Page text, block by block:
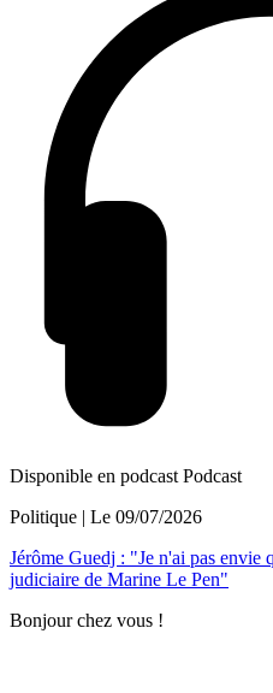
Disponible en podcast Podcast
Politique | Le 09/07/2026
Jérôme Guedj : "Je n'ai pas envie
judiciaire de Marine Le Pen"
Bonjour chez vous !